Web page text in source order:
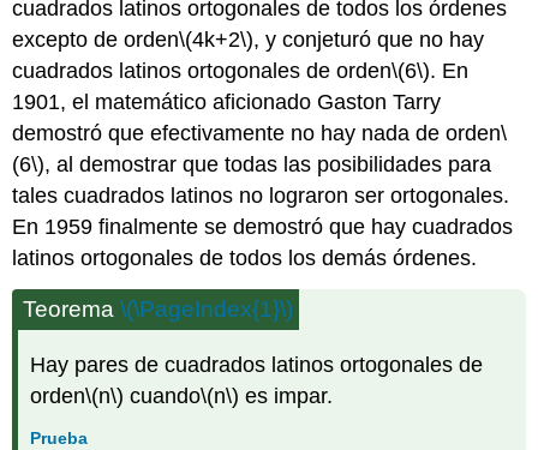
cuadrados latinos ortogonales de todos los órdenes
excepto de orden\(4k+2\), y conjeturó que no hay
cuadrados latinos ortogonales de orden\(6\). En
1901, el matemático aficionado Gaston Tarry
demostró que efectivamente no hay nada de orden\
(6\), al demostrar que todas las posibilidades para
tales cuadrados latinos no lograron ser ortogonales.
En 1959 finalmente se demostró que hay cuadrados
latinos ortogonales de todos los demás órdenes.
Teorema\(\PageIndex{1}\)
Hay pares de cuadrados latinos ortogonales de
orden\(n\) cuando\(n\) es impar.
Prueba